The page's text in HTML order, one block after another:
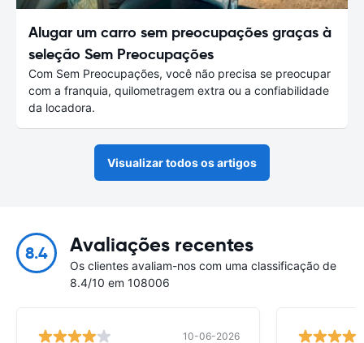
Alugar um carro sem preocupações graças à
seleção Sem Preocupações
Com Sem Preocupações, você não precisa se preocupar
com a franquia, quilometragem extra ou a confiabilidade
da locadora.
Visualizar todos os artigos
8.4 Avaliações recentes
Os clientes avaliam-nos com uma classificação de
8.4/10 em 108006
10-06-2026